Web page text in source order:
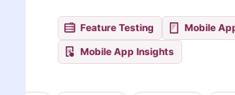
Feature Testing
Mobile
Mobile App Insights